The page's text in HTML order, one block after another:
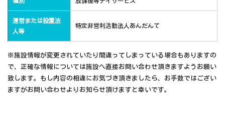
運営または設置法
人等
特定非営利活動法人あんだんて
※施設情報が変更されていたり間違ってしまっている場合もありますの
で、正確な情報については施設へ直接お問い合わせ頂きますようお願い
致します。もし内容の相違にお気づき頂きましたら、お手数ではござい
ますがお問い合わせよりお知らせ頂けますと幸いです。